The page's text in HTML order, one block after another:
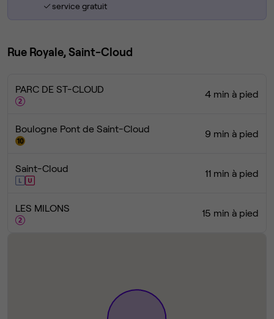
service gratuit
Rue Royale, Saint-Cloud
PARC DE ST-CLOUD 4 min à pied
Boulogne Pont de Saint-Cloud 9 min à pied
Saint-Cloud 11 min à pied
LES MILONS 15 min à pied